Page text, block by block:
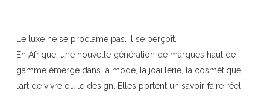
Le luxe ne se proclame pas. Il se perçoit.
En Afrique, une nouvelle génération de marques haut de
gamme émerge dans la mode, la joaillerie, la cosmétique,
l’art de vivre ou le design. Elles portent un savoir-faire réel,